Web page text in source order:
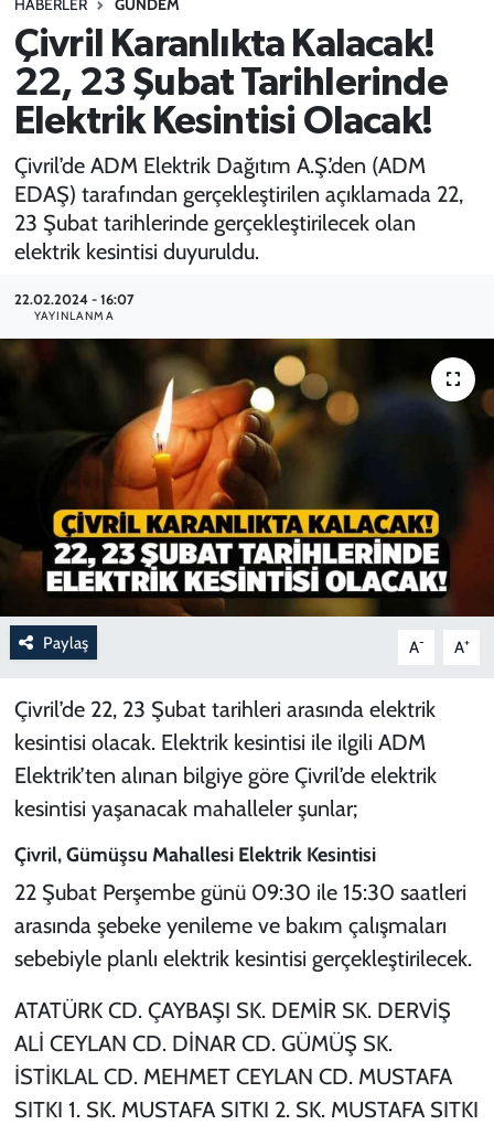
HABERLER GÜNDEM
Çivril Karanlıkta Kalacak!
22, 23 Şubat Tarihlerinde
Elektrik Kesintisi Olacak!
Çivril’de ADM Elektrik Dağıtım A.Ş.’den (ADM
EDAŞ) tarafından gerçekleştirilen açıklamada 22,
23 Şubat tarihlerinde gerçekleştirilecek olan
elektrik kesintisi duyuruldu.
22.02.2024 - 16:07
YAYINLANMA
Paylaş A- A+
Çivril’de 22, 23 Şubat tarihleri arasında elektrik
kesintisi olacak. Elektrik kesintisi ile ilgili ADM
Elektrik’ten alınan bilgiye göre Çivril’de elektrik
kesintisi yaşanacak mahalleler şunlar;
Çivril, Gümüşsu Mahallesi Elektrik Kesintisi
22 Şubat Perşembe günü 09:30 ile 15:30 saatleri
arasında şebeke yenileme ve bakım çalışmaları
sebebiyle planlı elektrik kesintisi gerçekleştirilecek.
ATATÜRK CD. ÇAYBAŞI SK. DEMİR SK. DERVİŞ
ALİ CEYLAN CD. DİNAR CD. GÜMÜŞ SK.
İSTİKLAL CD. MEHMET CEYLAN CD. MUSTAFA
SITKI 1. SK. MUSTAFA SITKI 2. SK. MUSTAFA SITKI
SPOR
TEKNOLOJİ
YAŞAM